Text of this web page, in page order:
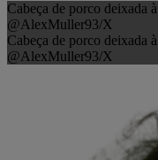
Cabeça de porco deixada
@AlexMuller93/X
Cabeça de porco deixada
@AlexMuller93/X